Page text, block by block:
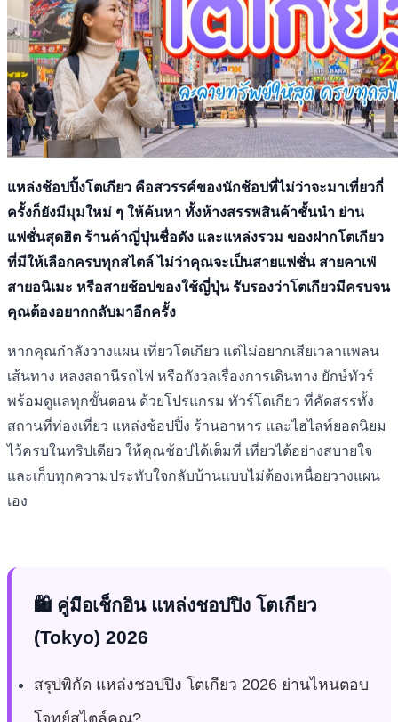
แหล่งช้อปปิ้งโตเกียว คือสวรรค์ของนักช้อปที่ไม่ว่าจะมาเที่ยวกี่
ครั้งก็ยังมีมุมใหม่ ๆ ให้ค้นหา ทั้งห้างสรรพสินค้าชั้นนำ ย่าน
แฟชั่นสุดฮิต ร้านค้าญี่ปุ่นชื่อดัง และแหล่งรวม ของฝากโตเกียว
ที่มีให้เลือกครบทุกสไตล์ ไม่ว่าคุณจะเป็นสายแฟชั่น สายคาเฟ่
สายอนิเมะ หรือสายช้อปของใช้ญี่ปุ่น รับรองว่าโตเกียวมีครบจน
คุณต้องอยากกลับมาอีกครั้ง
หากคุณกำลังวางแผน เที่ยวโตเกียว แต่ไม่อยากเสียเวลาแพลน
เส้นทาง หลงสถานีรถไฟ หรือกังวลเรื่องการเดินทาง ยักษ์ทัวร์
พร้อมดูแลทุกขั้นตอน ด้วยโปรแกรม ทัวร์โตเกียว ที่คัดสรรทั้ง
สถานที่ท่องเที่ยว แหล่งช้อปปิ้ง ร้านอาหาร และไฮไลท์ยอดนิยม
ไว้ครบในทริปเดียว ให้คุณช้อปได้เต็มที่ เที่ยวได้อย่างสบายใจ
และเก็บทุกความประทับใจกลับบ้านแบบไม่ต้องเหนื่อยวางแผน
เอง
🛍️ คู่มือเช็กอิน แหล่งชอปปิง โตเกียว
(Tokyo) 2026
สรุปพิกัด แหล่งชอปปิง โตเกียว 2026 ย่านไหนตอบ